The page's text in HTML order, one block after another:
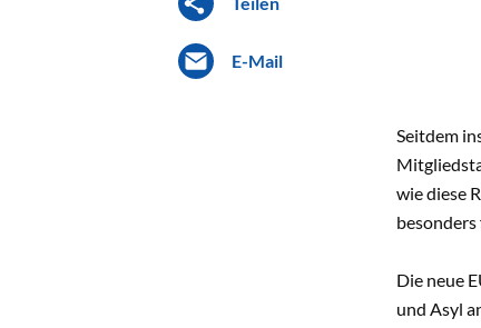
E-Mail
Seitdem
wie diese
Die neue
und Asyl